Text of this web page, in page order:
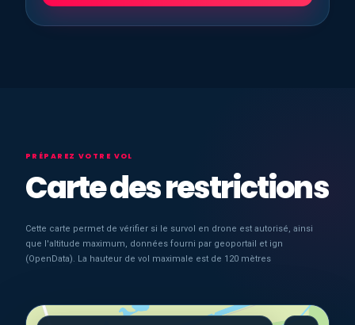
PRÉPAREZ VOTRE VOL
Carte des restrictions
Cette carte permet de vérifier si le survol en drone est autorisé, ainsi
que l'altitude maximum, données fourni par geoportail et ign
(OpenData). La hauteur de vol maximale est de 120 mètres